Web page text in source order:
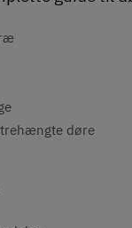
døre